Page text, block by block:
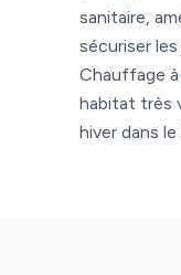
sanitaire,
sécuriser
Chauffage à
habitat très
hiver dans le